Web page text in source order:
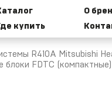
сплит-
системы
О
купить
R410A Mitsubishi
блоки FDTC (компактные)